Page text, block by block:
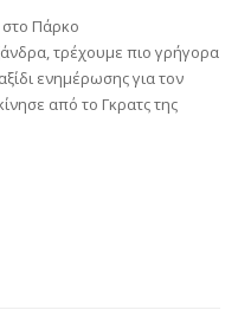
στο Πάρκο
τρέχουμε πιο γρήγορα
ενημέρωσης για τον
από το Γκρατς της